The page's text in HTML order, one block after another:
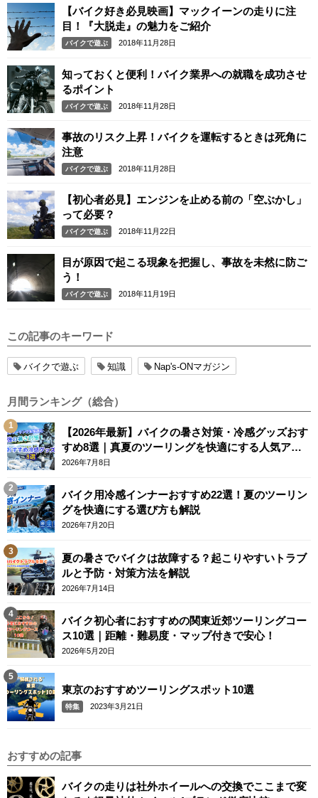
【バイク好き必見映画】マックイーンの走りに注
目！『大脱走』の魅力をご紹介
バイクで遊ぶ 2018年11月28日
知っておくと便利！バイク業界への就職を成功させ
るポイント
バイクで遊ぶ 2018年11月28日
事故のリスク上昇！バイクを運転するときは死角に
注意
バイクで遊ぶ 2018年11月28日
【初心者必見】エンジンを止める前の「空ぶかし」
って必要？
バイクで遊ぶ 2018年11月22日
目が原因で起こる現象を把握し、事故を未然に防ご
う！
バイクで遊ぶ 2018年11月19日
この記事のキーワード
バイクで遊ぶ 知識 Nap's-ONマガジン
月間ランキング（総合）
【2026年最新】バイクの暑さ対策・冷感グッズおす
すめ8選｜真夏のツーリングを快適にする人気アイ
テム
2026年7月8日
バイク用冷感インナーおすすめ22選！夏のツーリン
グを快適にする選び方も解説
2026年7月20日
夏の暑さでバイクは故障する？起こりやすいトラブ
ルと予防・対策方法を解説
2026年7月14日
バイク初心者におすすめの関東近郊ツーリングコー
ス10選｜距離・難易度・マップ付きで安心！
2026年5月20日
東京のおすすめツーリングスポット10選
特集 2023年3月21日
おすすめの記事
バイクの走りは社外ホイールへの交換でここまで変